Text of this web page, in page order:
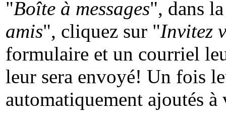
"Boîte à messages", dans
amis", cliquez sur "Invitez
formulaire et un courriel
leur sera envoyé! Un fois
automatiquement ajoutés